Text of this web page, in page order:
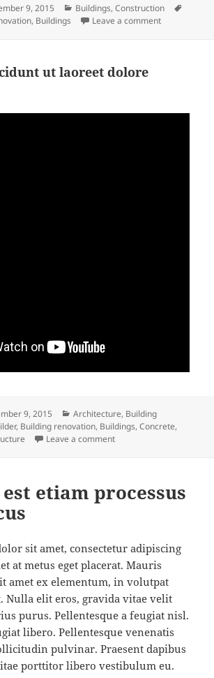
9, 2015 Categories
Buildings,Construction
, Buildings Leave a commenton
ut laoreet dolore
9, 2015 Categories
Architecture, Building
, Building renovation, Buildings,Concrete,
Leave a commenton Juismod tincidunt ut
etiam processus
sit amet, consectetur adipiscing
at metus eget placerat. Mauris
amet ex elementum, in volutpat
Nulla elit eros, gravida vitae velit
purus. Pellentesque a feugiat nisl.
libero. Pellentesque venenatis
pulvinar. Praesent dapibus
porttitor libero vestibulum eu.